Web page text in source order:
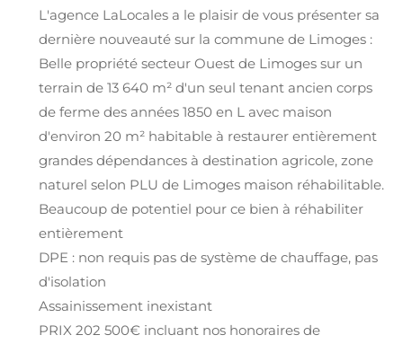
L'agence LaLocales a le plaisir de vous présenter sa
dernière nouveauté sur la commune de Limoges :
Belle propriété secteur Ouest de Limoges sur un
terrain de 13 640 m² d'un seul tenant ancien corps
de ferme des années 1850 en L avec maison
d'environ 20 m² habitable à restaurer entièrement
grandes dépendances à destination agricole, zone
naturel selon PLU de Limoges maison réhabilitable.
Beaucoup de potentiel pour ce bien à réhabiliter
entièrement
DPE : non requis pas de système de chauffage, pas
d'isolation
Assainissement inexistant
PRIX 202 500€ incluant nos honoraires de